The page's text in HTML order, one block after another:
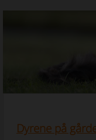
Dyrene på